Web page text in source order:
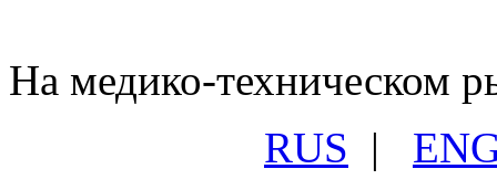
На медико-техническом
RUS |